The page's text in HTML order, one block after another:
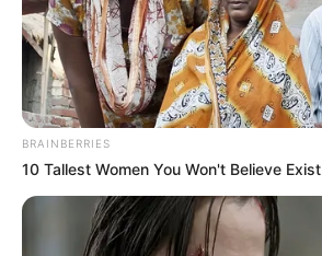
BRAINBERRIES
10 Tallest Women You Won't Believe Exist